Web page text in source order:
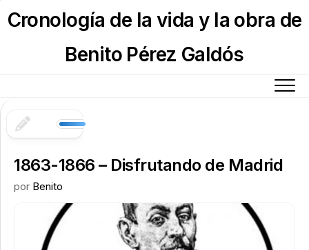
toCronología de la vida y la obra de
Benito Pérez Galdós
1863-1866 – Disfrutando de Madrid
por Benito